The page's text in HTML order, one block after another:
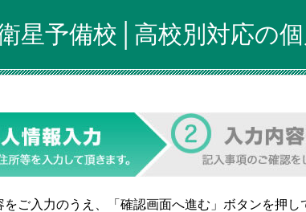
星予備校│高校別対応の
をご入力のうえ、「確認画面へ進む」ボタンを押し